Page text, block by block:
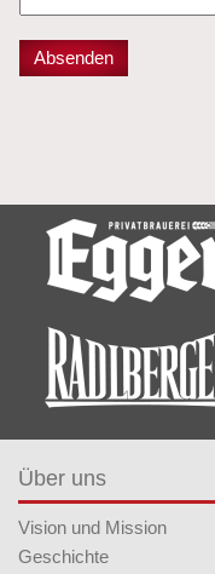
Über uns
Vision und Mission
Geschichte